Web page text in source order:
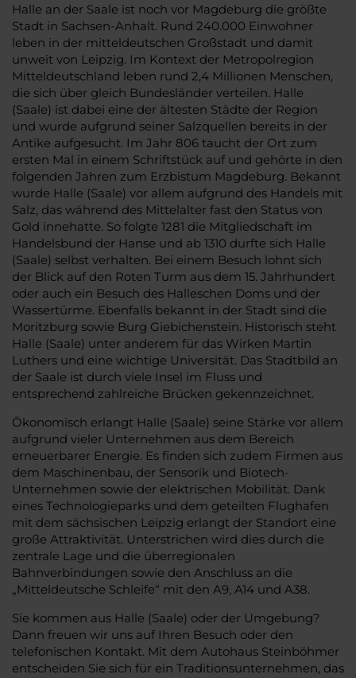
Halle an der Saale ist noch vor Magdeburg die größte
Stadt in Sachsen-Anhalt. Rund 240.000 Einwohner
leben in der mitteldeutschen Großstadt und damit
unweit von Leipzig. Im Kontext der Metropolregion
Mitteldeutschland leben rund 2,4 Millionen Menschen,
die sich über gleich Bundesländer verteilen. Halle
(Saale) ist dabei eine der ältesten Städte der Region
und wurde aufgrund seiner Salzquellen bereits in der
Antike aufgesucht. Im Jahr 806 taucht der Ort zum
ersten Mal in einem Schriftstück auf und gehörte in den
folgenden Jahren zum Erzbistum Magdeburg. Bekannt
wurde Halle (Saale) vor allem aufgrund des Handels mit
Salz, das während des Mittelalter fast den Status von
Gold innehatte. So folgte 1281 die Mitgliedschaft im
Handelsbund der Hanse und ab 1310 durfte sich Halle
(Saale) selbst verhalten. Bei einem Besuch lohnt sich
der Blick auf den Roten Turm aus dem 15. Jahrhundert
oder auch ein Besuch des Halleschen Doms und der
Wassertürme. Ebenfalls bekannt in der Stadt sind die
Moritzburg sowie Burg Giebichenstein. Historisch steht
Halle (Saale) unter anderem für das Wirken Martin
Luthers und eine wichtige Universität. Das Stadtbild an
der Saale ist durch viele Insel im Fluss und
entsprechend zahlreiche Brücken gekennzeichnet.
Ökonomisch erlangt Halle (Saale) seine Stärke vor allem
aufgrund vieler Unternehmen aus dem Bereich
erneuerbarer Energie. Es finden sich zudem Firmen aus
dem Maschinenbau, der Sensorik und Biotech-
Unternehmen sowie der elektrischen Mobilität. Dank
eines Technologieparks und dem geteilten Flughafen
mit dem sächsischen Leipzig erlangt der Standort eine
große Attraktivität. Unterstrichen wird dies durch die
zentrale Lage und die überregionalen
Bahnverbindungen sowie den Anschluss an die
„Mitteldeutsche Schleife“ mit den A9, A14 und A38.
Sie kommen aus Halle (Saale) oder der Umgebung?
Dann freuen wir uns auf Ihren Besuch oder den
telefonischen Kontakt. Mit dem Autohaus Steinböhmer
entscheiden Sie sich für ein Traditionsunternehmen, das